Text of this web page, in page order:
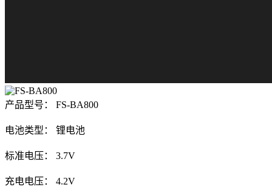
产品型号： FS-BA800
电池类型： 锂电池
标准电压： 3.7V
充电电压： 4.2V